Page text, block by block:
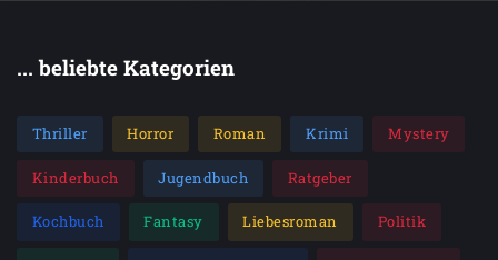
... beliebte Kategorien
Thriller Horror Roman Krimi Mystery
Kinderbuch Jugendbuch Ratgeber
Kochbuch Fantasy Liebesroman Politik